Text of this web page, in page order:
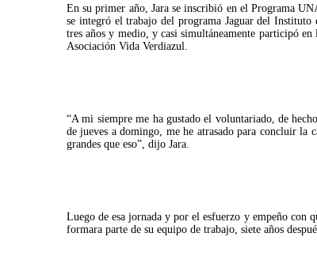
En su primer año, Jara se inscribió en el Programa
se integró el trabajo del programa Jaguar del
tres años y medio, y casi simultáneamente participó
Asociación Vida Verdiazul.
“A mi siempre me ha gustado el voluntariado, de
de jueves a domingo, me he atrasado para concluir
grandes que eso”, dijo Jara.
Luego de esa jornada y por el esfuerzo y empeño con
formara parte de su equipo de trabajo, siete años